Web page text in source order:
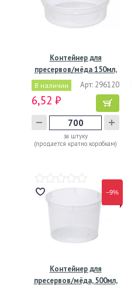
Контейнер для
пресервов/мёда 150мл,
"банка"…
В наличии Арт: 296120
6,52 ₽
за штуку
(продается кратно коробкам)
−9%
Контейнер для
пресервов/мёда, 500мл,